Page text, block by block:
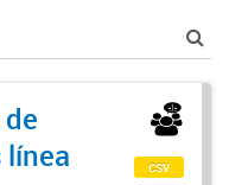
línea
csv